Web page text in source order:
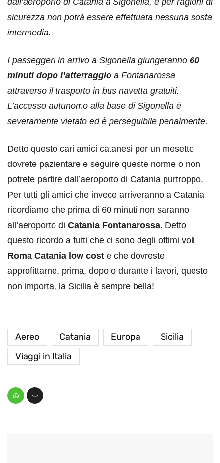
dall’aeroporto di Catania a Sigonella, e per ragioni di
sicurezza non potrà essere effettuata nessuna sosta
intermedia.
I passeggeri in arrivo a Sigonella giungeranno 60
minuti dopo l’atterraggio a Fontanarossa
attraverso il trasporto in bus navetta gratuiti.
L’accesso autunomo alla base di Sigonella è
severamente vietato ed è perseguibile penalmente.
Detto questo cari amici catanesi per un mesetto
dovrete pazientare e seguire queste norme o non
potrete partire dall’aeroporto di Catania purtroppo.
Per tutti gli amici che invece arriveranno a Catania
ricordiamo che prima di 60 minuti non saranno
all’aeroporto di Catania Fontanarossa. Detto
questo ricordo a tutti che ci sono degli ottimi voli
Roma Catania low cost e che dovreste
approfittarne, prima, dopo o durante i lavori, questo
non importa, la Sicilia è sempre bella!
Aereo Catania Europa
Sicilia
Viaggi in Italia